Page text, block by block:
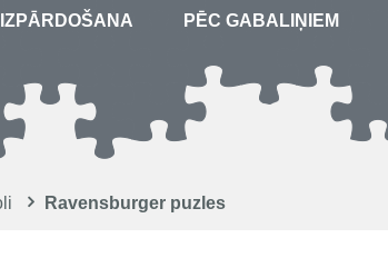
IZPĀRDOŠANA PĒC GABALIŅIEM
Ravensburger puzles